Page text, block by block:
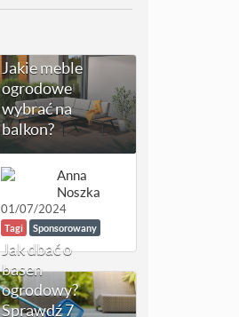
Jakie meble
ogrodowe
wybrać na
balkon?
Anna
Noszka
01/07/2024
Tagi Sponsorowany
Jak dbać o
basen
ogrodowy?
Sprawdź 7